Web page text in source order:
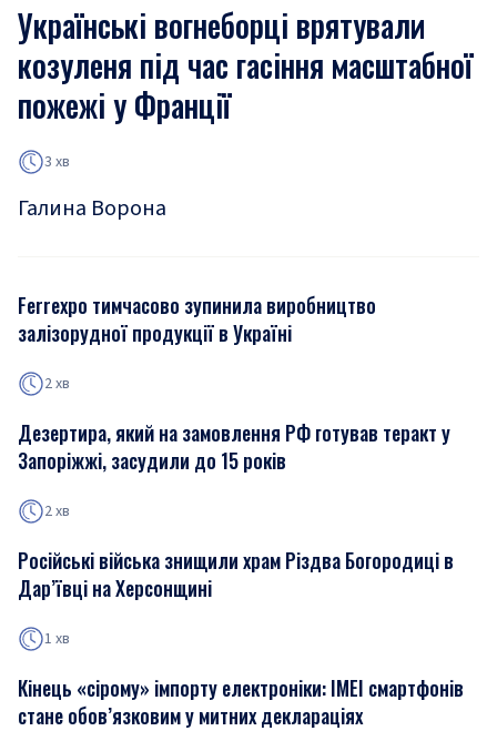
Українські вогнеборці врятували
козуленя під час гасіння масштабної
пожежі у Франції
3 хв
Галина Ворона
Ferrexpo тимчасово зупинила виробництво
залізорудної продукції в Україні
2 хв
Дезертира, який на замовлення РФ готував теракт у
Запоріжжі, засудили до 15 років
2 хв
Російські війська знищили храм Різдва Богородиці в
Дар’ївці на Херсонщині
1 хв
Кінець «сірому» імпорту електроніки: IMEI смартфонів
стане обов’язковим у митних деклараціях